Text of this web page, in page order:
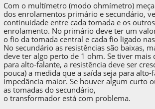
Com o multímetro (modo ohmímetro)
dos enrolamentos primário e secundário,
continuidade entre cada tomada e os
enrolamento. No primário deve ter um
o fio da tomada central e cada fio ligado
No secundário as resistências são baixas,
deve ter algo perto de 1 ohm. Se tiver mais
para alto-falante, a resistência deve ser
pouca) a medida que a saída seja para alto-
impedância maior. Se houver algum curto
as tomadas do secundário,
o transformador está com problema.